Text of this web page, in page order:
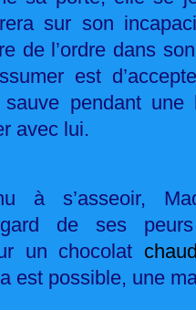
sur son
de l’ordre dans
est
pendant
avec lui.
à s’asseoir,
de ses
un chocolat
est possible, une